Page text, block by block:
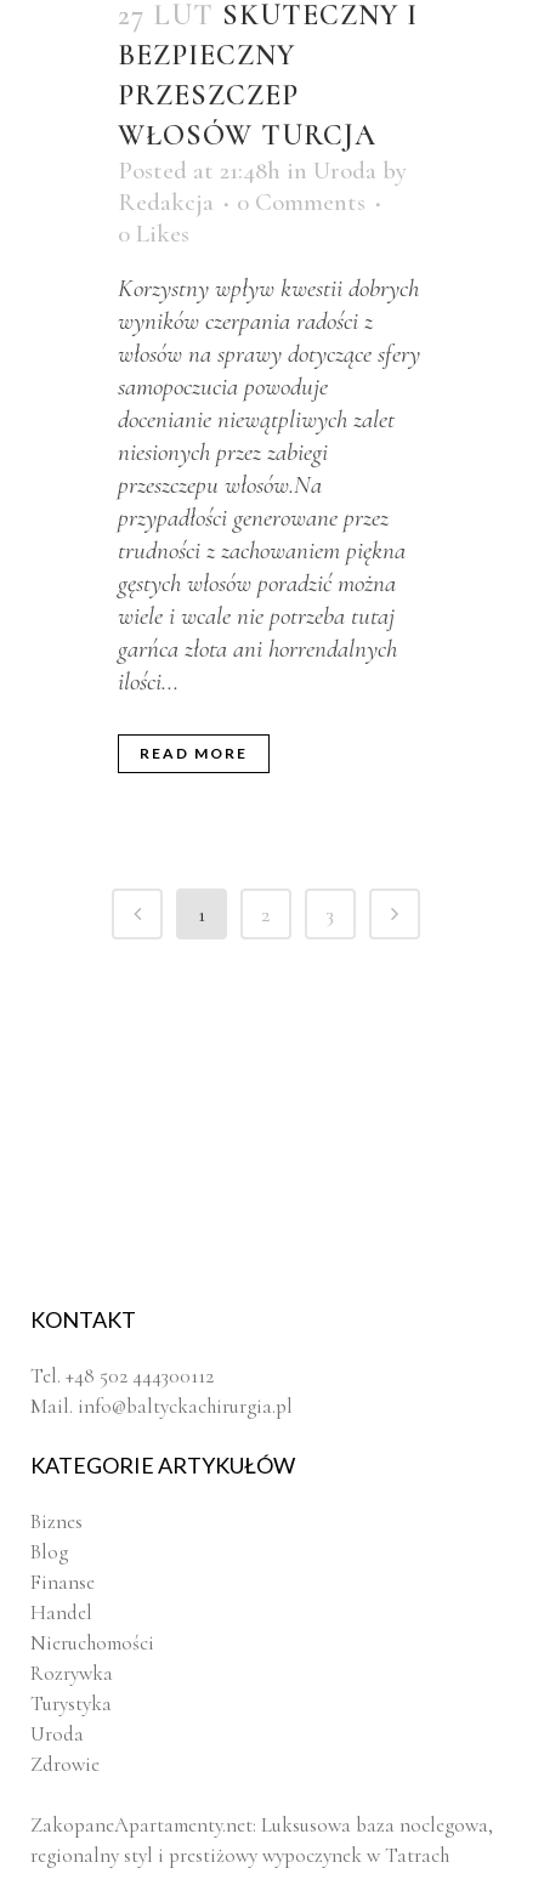
27 LUT SKUTECZNY I
BEZPIECZNY
PRZESZCZEP
WŁOSÓW TURCJA
Posted at 21:48h in Uroda by
Redakcja
0 Comments
0 Likes
Korzystny wpływ kwestii dobrych
wyników czerpania radości z
włosów na sprawy dotyczące sfery
samopoczucia powoduje
docenianie niewątpliwych zalet
niesionych przez zabiegi
przeszczepu włosów.Na
przypadłości generowane przez
trudności z zachowaniem piękna
gęstych włosów poradzić można
wiele i wcale nie potrzeba tutaj
garńca złota ani horrendalnych
ilości...
READ MORE
1 2 3
KONTAKT
Tel. +48 502 444300112
Mail. info@baltyckachirurgia.pl
KATEGORIE ARTYKUŁÓW
Biznes
Blog
Finanse
Handel
Nieruchomości
Rozrywka
Turystyka
Uroda
Zdrowie
ZakopaneApartamenty.net: Luksusowa baza noclegowa,
regionalny styl i prestiżowy wypoczynek w Tatrach